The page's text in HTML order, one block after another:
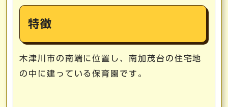
特徴
木津川市の南端に位置し、南加茂台の住宅地
の中に建っている保育園です。